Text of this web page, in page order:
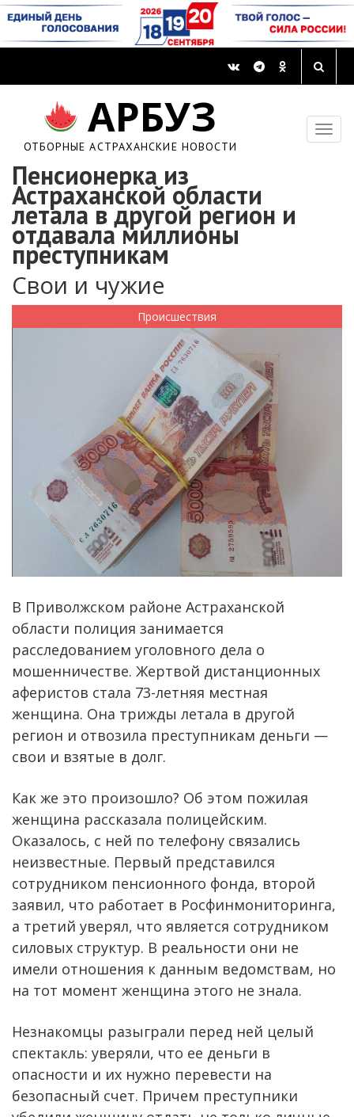
АРБУЗ
ОТБОРНЫЕ АСТРАХАНСКИЕ НОВОСТИ
Пенсионерка из
Астраханской области
летала в другой регион и
отдавала миллионы
преступникам
Свои и чужие
Происшествия
В Приволжском районе Астраханской
области полиция занимается
расследованием уголовного дела о
мошенничестве. Жертвой дистанционных
аферистов стала 73-летняя местная
женщина. Она трижды летала в другой
регион и отвозила преступникам деньги —
свои и взятые в долг.
Как же это произошло? Об этом пожилая
женщина рассказала полицейским.
Оказалось, с ней по телефону связались
неизвестные. Первый представился
сотрудником пенсионного фонда, второй
заявил, что работает в Росфинмониторинга,
а третий уверял, что является сотрудником
силовых структур. В реальности они не
имели отношения к данным ведомствам, но
на тот момент женщина этого не знала.
Незнакомцы разыграли перед ней целый
спектакль: уверяли, что ее деньги в
опасности и их нужно перевести на
безопасный счет. Причем преступники